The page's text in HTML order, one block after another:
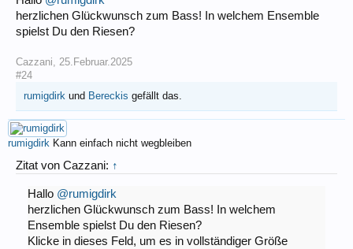
herzlichen Glückwunsch zum Bass! In welchem Ensemble
spielst Du den Riesen?
Cazzani, 25.Februar.2025
#24
rumigdirk und Bereckis gefällt das.
rumigdirk Kann einfach nicht wegbleiben
Zitat von Cazzani: ↑
Hallo @rumigdirk
herzlichen Glückwunsch zum Bass! In welchem
Ensemble spielst Du den Riesen?
Klicke in dieses Feld, um es in vollständiger Größe